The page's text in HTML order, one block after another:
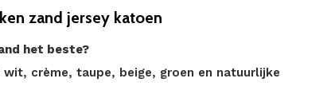
zand jersey katoen
het beste?
crème, taupe, beige, groen en natuurlijke